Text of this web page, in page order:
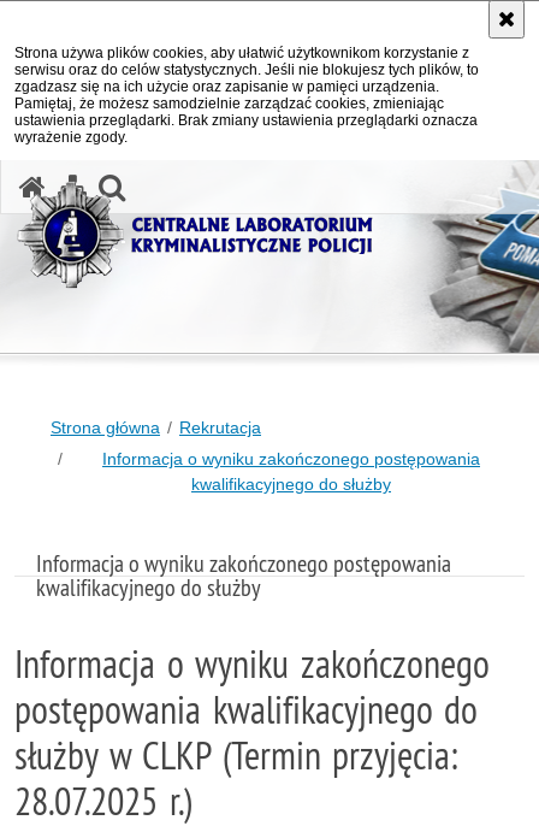
Strona używa plików cookies, aby ułatwić użytkownikom korzystanie z
serwisu oraz do celów statystycznych. Jeśli nie blokujesz tych plików, to
zgadzasz się na ich użycie oraz zapisanie w pamięci urządzenia.
Pamiętaj, że możesz samodzielnie zarządzać cookies, zmieniając
ustawienia przeglądarki. Brak zmiany ustawienia przeglądarki oznacza
wyrażenie zgody.
Strona główna
Rekrutacja
Informacja o wyniku zakończonego postępowania
kwalifikacyjnego do służby
Informacja o wyniku zakończonego postępowania
kwalifikacyjnego do służby
Informacja o wyniku zakończonego
postępowania kwalifikacyjnego do
służby w CLKP (Termin przyjęcia:
28.07.2025 r.)